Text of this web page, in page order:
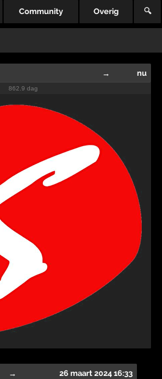
Community Overig 🔍
→ nu
862.9 dag
→ 26 maart 2024 16:33